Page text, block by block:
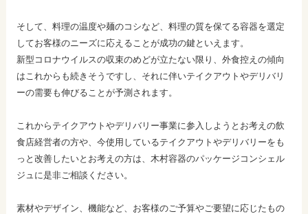
そして、料理の温度や麺のコシなど、料理の質を保てる容器を選定
してお客様のニーズに応えることが成功の鍵といえます。
新型コロナウイルスの収束のめどが立たない限り、外食控えの傾向
はこれからも続きそうですし、それに伴いテイクアウトやデリバリ
ーの需要も伸びることが予測されます。
これからテイクアウトやデリバリー事業に参入しようとお考えの飲
食店経営者の方や、今使用しているテイクアウトやデリバリーをも
っと改善したいとお考えの方は、木村容器のパッケージコンシェル
ジュに是非ご相談ください。
素材やデザイン、機能など、お客様のご予算やご要望に応じたもの